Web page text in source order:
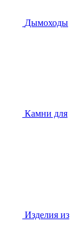
Дымоходы
Камни для
Изделия из